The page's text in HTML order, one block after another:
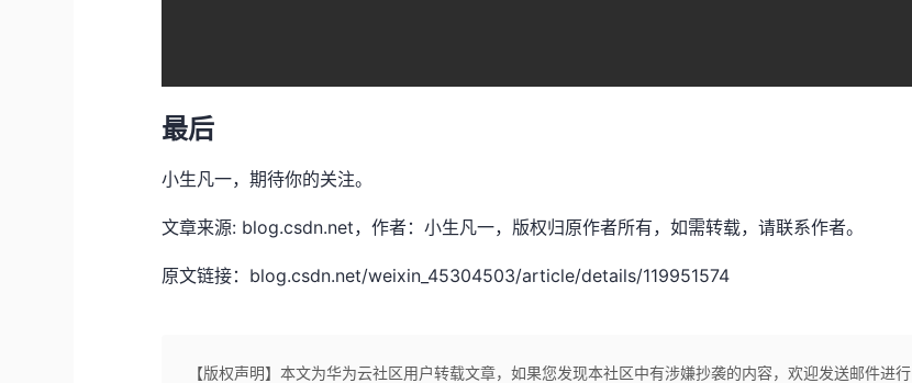
最后
小生凡一，期待你的关注。
文章来源: blog.csdn.net，作者：小生凡一，版权归原作者所有，如需转载，请联系作者。
原文链接：blog.csdn.net/weixin_45304503/article/details/119951574
【版权声明】本文为华为云社区用户转载文章，如果您发现本社区中有涉嫌抄袭的内容，欢迎发送邮件进行